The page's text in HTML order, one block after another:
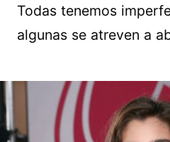
Todas tenemos
algunas se atreven a